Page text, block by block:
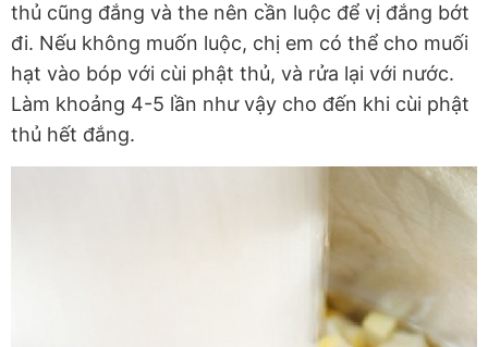
thủ cũng đắng và the nên cần luộc để vị đắng bớt
đi. Nếu không muốn luộc, chị em có thể cho muối
hạt vào bóp với cùi phật thủ, và rửa lại với nước.
Làm khoảng 4-5 lần như vậy cho đến khi cùi phật
thủ hết đắng.